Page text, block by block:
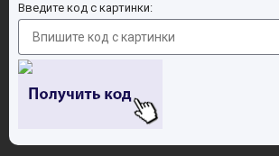
Введите код с картинки: